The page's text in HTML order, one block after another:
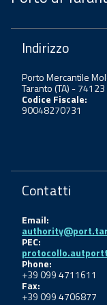
Indirizzo
Porto Mercantile
Taranto (TA) - 74123
Codice Fiscale:
90048270731
Contatti
Email:
PEC:
Phone:
+39 099 4711611
Fax:
+39 099 4706877